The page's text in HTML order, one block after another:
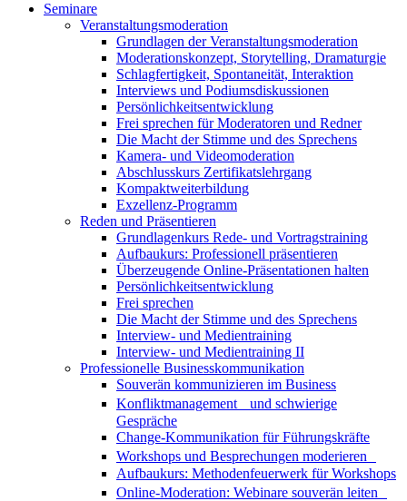
Seminare
Veranstaltungsmoderation
Grundlagen der Veranstaltungsmoderation
Moderationskonzept, Storytelling, Dramaturgie
Schlagfertigkeit, Spontaneität, Interaktion
Interviews und Podiumsdiskussionen
Persönlichkeitsentwicklung
Frei sprechen für Moderatoren und Redner
Die Macht der Stimme und des Sprechens
Kamera- und Videomoderation
Abschlusskurs Zertifikatslehrgang
Kompaktweiterbildung
Exzellenz-Programm
Reden und Präsentieren
Grundlagenkurs Rede- und Vortragstraining
Aufbaukurs: Professionell präsentieren
Überzeugende Online-Präsentationen halten
Persönlichkeitsentwicklung
Frei sprechen
Die Macht der Stimme und des Sprechens
Interview- und Medientraining
Interview- und Medientraining II
Professionelle Businesskommunikation
Souverän kommunizieren im Business
Konfliktmanagement und schwierige
Gespräche
Change-Kommunikation für Führungskräfte
Workshops und Besprechungen moderieren
Aufbaukurs: Methodenfeuerwerk für Workshops
Online-Moderation: Webinare souverän leiten